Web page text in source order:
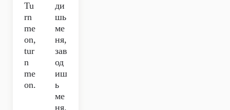
Tu
rn
me
on,
tur
n
me
on.
ди
шь
ме
ня,
зав
од
иш
ь
ме
ня.